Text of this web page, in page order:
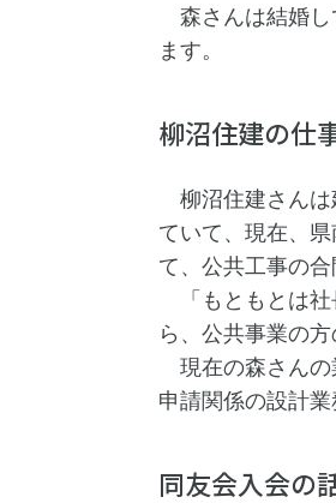
森さんは結婚し
ます。
柳沼住建の仕
柳沼住建さんは
ていて、現在、
て、公共工事の
「もともとは社
ら、公共事業の
現在の森さんの
申請関係の設計
同友会入会の